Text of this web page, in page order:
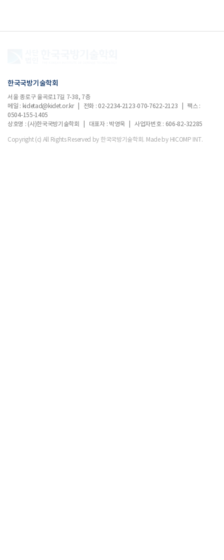
한국국방기술학회
서울 종로구 율곡로17길 7-38, 7층
메일 : kidetad@kidet.or.kr | 전화 : 02-2234-2123·070-7622-2123 | 팩스 :
0504-155-1405
상호명 : (사)한국국방기술학회 | 대표자 : 박영욱 | 사업자번호 : 606-82-32285
Copyright (c) All Rights Reserved by 한국국방기술학회. Made by HICOMP INT.